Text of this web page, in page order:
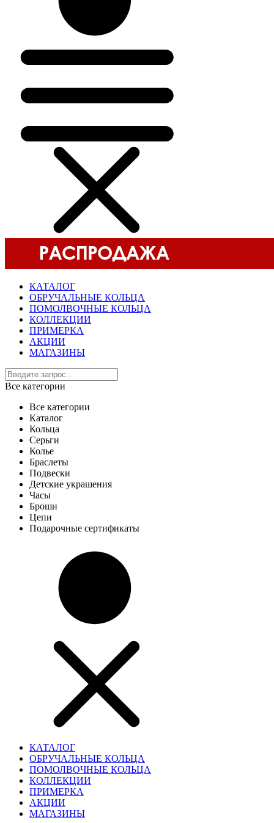
КАТАЛОГ
ОБРУЧАЛЬНЫЕ КОЛЬЦА
ПОМОЛВОЧНЫЕ КОЛЬЦА
КОЛЛЕКЦИИ
ПРИМЕРКА
АКЦИИ
МАГАЗИНЫ
Все категории
Все категории
Каталог
Кольца
Серьги
Колье
Браслеты
Подвески
Детские украшения
Часы
Броши
Цепи
Подарочные сертификаты
КАТАЛОГ
ОБРУЧАЛЬНЫЕ КОЛЬЦА
ПОМОЛВОЧНЫЕ КОЛЬЦА
КОЛЛЕКЦИИ
ПРИМЕРКА
АКЦИИ
МАГАЗИНЫ